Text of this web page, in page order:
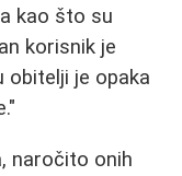
kao što su
korisnik je
obitelji je opaka
naročito onih